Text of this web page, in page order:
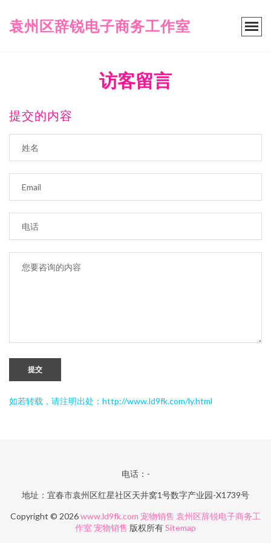
袁州区辞锐电子商务工作室
访客留言
提交的内容
提交
如若转载，请注明出处：http://www.ld9fk.com/ly.html
电话：-
地址：宜春市袁州区红星社区天井窝1号数字产业园-X1739号
Copyright © 2026www.ld9fk.com 宠物销售 袁州区辞锐电子商务工
作室 宠物销售 版权所有Sitemap